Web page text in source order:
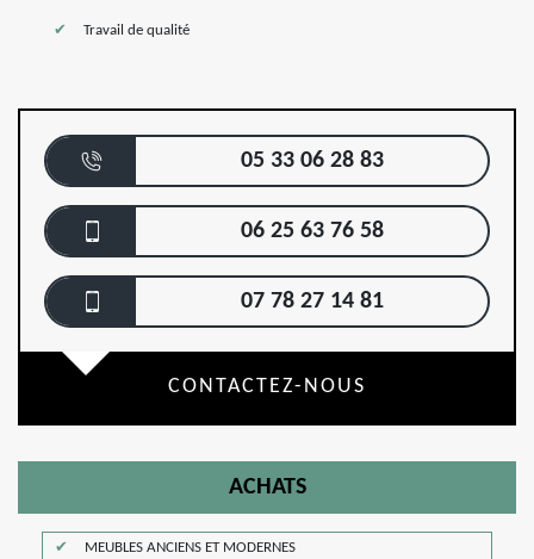
Travail de qualité
05 33 06 28 83
06 25 63 76 58
07 78 27 14 81
CONTACTEZ-NOUS
ACHATS
MEUBLES ANCIENS ET MODERNES